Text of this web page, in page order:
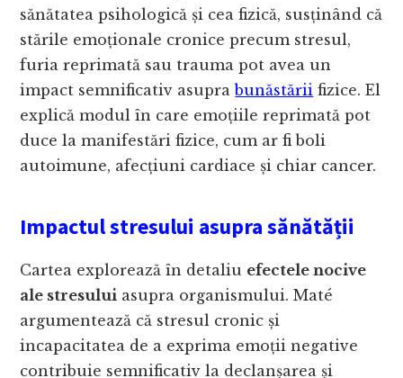
sănătatea psihologică și cea fizică, susținând că
stările emoționale cronice precum stresul,
furia reprimată sau trauma pot avea un
impact semnificativ asuprabunăstării fizice. El
explică modul în care emoțiile reprimată pot
duce la manifestări fizice, cum ar fi boli
autoimune, afecțiuni cardiace și chiar cancer.
Impactul stresului asupra sănătății
Cartea explorează în detaliu efectele nocive
ale stresului asupra organismului. Maté
argumentează că stresul cronic și
incapacitatea de a exprima emoții negative
contribuie semnificativ la declanșarea și